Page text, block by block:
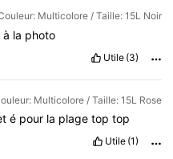
Multicolore / Taille: 15L Noir
à la photo
Utile (3)
Multicolore / Taille: 15L Rose
é pour la plagetoptop
Utile (1)